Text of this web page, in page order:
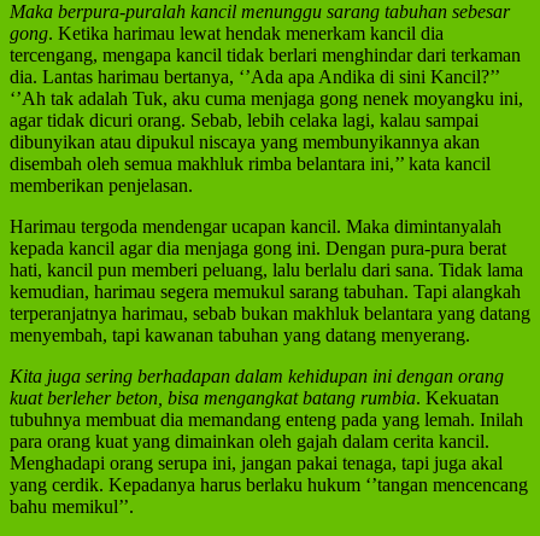
Maka berpura-puralah kancil menunggu sarang tabuhan sebesar
gong. Ketika harimau lewat hendak menerkam kancil dia
tercengang, mengapa kancil tidak berlari menghindar dari terkaman
dia. Lantas harimau bertanya, ‘’Ada apa Andika di sini Kancil?’’
‘’Ah tak adalah Tuk, aku cuma menjaga gong nenek moyangku ini,
agar tidak dicuri orang. Sebab, lebih celaka lagi, kalau sampai
dibunyikan atau dipukul niscaya yang membunyikannya akan
disembah oleh semua makhluk rimba belantara ini,’’ kata kancil
memberikan penjelasan.
Harimau tergoda mendengar ucapan kancil. Maka dimintanyalah
kepada kancil agar dia menjaga gong ini. Dengan pura-pura berat
hati, kancil pun memberi peluang, lalu berlalu dari sana. Tidak lama
kemudian, harimau segera memukul sarang tabuhan. Tapi alangkah
terperanjatnya harimau, sebab bukan makhluk belantara yang datang
menyembah, tapi kawanan tabuhan yang datang menyerang.
Kita juga sering berhadapan dalam kehidupan ini dengan orang
kuat berleher beton, bisa mengangkat batang rumbia. Kekuatan
tubuhnya membuat dia memandang enteng pada yang lemah. Inilah
para orang kuat yang dimainkan oleh gajah dalam cerita kancil.
Menghadapi orang serupa ini, jangan pakai tenaga, tapi juga akal
yang cerdik. Kepadanya harus berlaku hukum ‘’tangan mencencang
bahu memikul’’.